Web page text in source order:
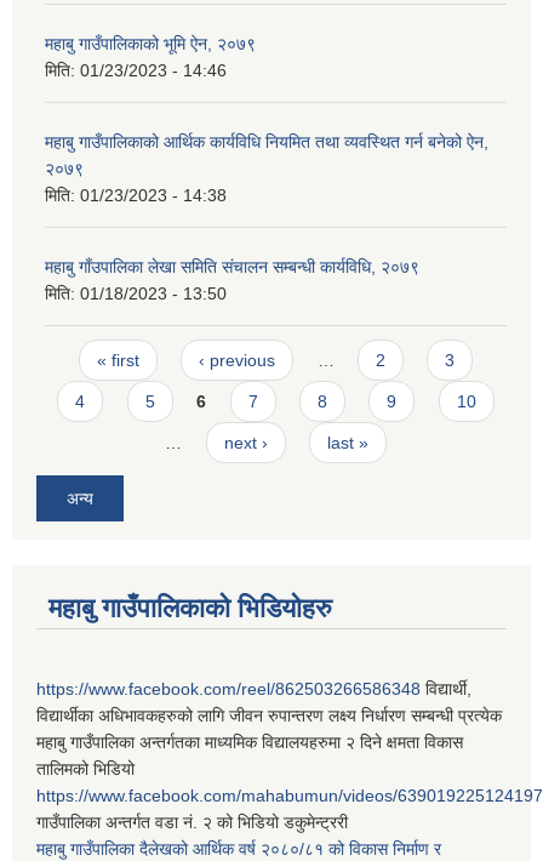
महाबु गाउँपालिकाको भूमि ऐन, २०७९
मिति: 01/23/2023 - 14:46
महाबु गाउँपालिकाको आर्थिक कार्यविधि नियमित तथा व्यवस्थित गर्न बनेको ऐन,
२०७९
मिति: 01/23/2023 - 14:38
महाबु गाँउपालिका लेखा समिति संचालन सम्बन्धी कार्यविधि, २०७९
मिति: 01/18/2023 - 13:50
Pages
« first ‹ previous 2 3
4 5 6 7 8 9 10
next › last »
अन्य
महाबु गाउँपालिकाको भिडियोहरु
https://www.facebook.com/reel/862503266586348 विद्यार्थी,
विद्यार्थीका अधिभावकहरुको लागि जीवन रुपान्तरण लक्ष्य निर्धारण सम्बन्धी प्रत्येक
महाबु गाउँपालिका अन्तर्गतका माध्यमिक विद्यालयहरुमा २ दिने क्षमता विकास
तालिमको भिडियो
https://www.facebook.com/mahabumun/videos/639019225124197
गाउँपालिका अन्तर्गत वडा नं. २ को भिडियो डकुमेन्ट्ररी
महाबु गाउँपालिका दैलेखको आर्थिक वर्ष २०८०/८१ को विकास निर्माण र